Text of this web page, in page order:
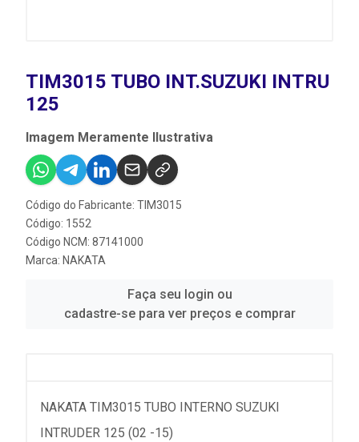
TIM3015 TUBO INT.SUZUKI INTRU
125
Imagem Meramente Ilustrativa
Código do Fabricante: TIM3015
Código: 1552
Código NCM: 87141000
Marca: NAKATA
Faça seu login ou
cadastre-se para ver preços e comprar
NAKATA TIM3015 TUBO INTERNO SUZUKI
INTRUDER 125 (02 -15)